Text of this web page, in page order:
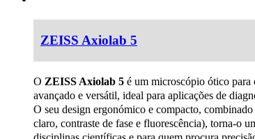
ZEISS Axiolab 5
O ZEISS Axiolab 5 é um microscópio ótico para
avançado e versátil, ideal para aplicações de
O seu design ergonómico e compacto,
claro, contraste de fase e fluorescência), torna-o